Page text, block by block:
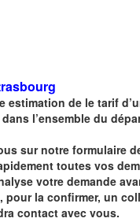
estimation de le tarif
l’ensemble du
sur notre formulaire
toutes vos
votre demande
pour la confirmer, un
contact avec vous.